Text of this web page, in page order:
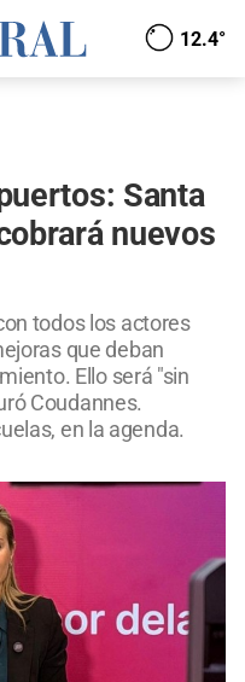
12.4°
Santa
nuevos
todos los actores
que deban
Ello será "sin
Coudannes.
en la agenda.